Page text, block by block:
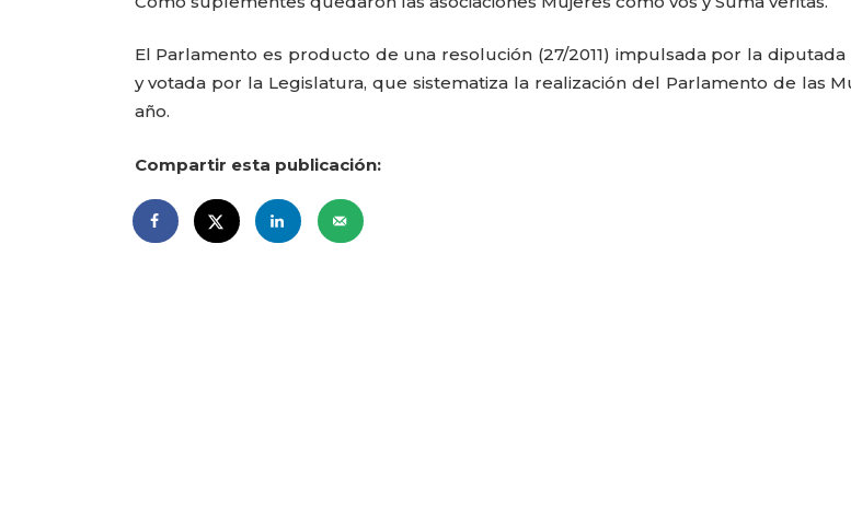
El Parlamento es producto de una resolución (27/2011) impulsada por la
y votada por la Legislatura, que sistematiza la realización del Parlamento de las
año.
Compartir esta publicación: